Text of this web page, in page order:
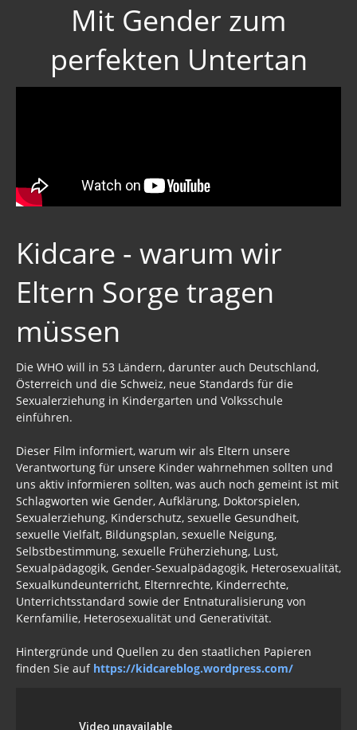
Trump, Putin, Xi und die Fliehkräfte
BRD / Deutschland
Gästebuch
Mit Gender zum
perfekten Untertan
Kidcare - warum wir
Eltern Sorge tragen
müssen
Die WHO will in 53 Ländern, darunter auch Deutschland,
Österreich und die Schweiz, neue Standards für die
Sexualerziehung in Kindergarten und Volksschule
einführen.
Dieser Film informiert, warum wir als Eltern unsere
Verantwortung für unsere Kinder wahrnehmen sollten und
uns aktiv informieren sollten, was auch noch gemeint ist mit
Schlagworten wie Gender, Aufklärung, Doktorspielen,
Sexualerziehung, Kinderschutz, sexuelle Gesundheit,
sexuelle Vielfalt, Bildungsplan, sexuelle Neigung,
Selbstbestimmung, sexuelle Früherziehung, Lust,
Sexualpädagogik, Gender-Sexualpädagogik, Heterosexualität,
Sexualkundeunterricht, Elternrechte, Kinderrechte,
Unterrichtsstandard sowie der Entnaturalisierung von
Kernfamilie, Heterosexualität und Generativität.
Hintergründe und Quellen zu den staatlichen Papieren
finden Sie auf https://kidcareblog.wordpress.com/